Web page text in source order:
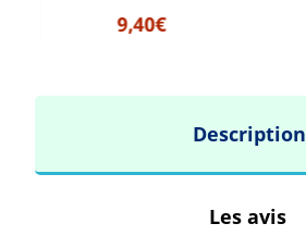
9,40€
Description
Les avis